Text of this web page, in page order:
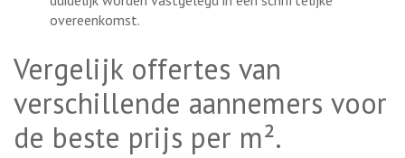
overeenkomst.
Vergelijk offertes van
verschillende aannemers voor
de beste prijs per m².